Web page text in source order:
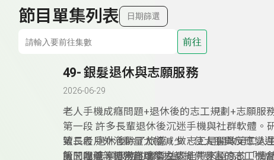
節目單集列表 日期篩選
前往
49- 銀髮退休與志願服務
2026-06-29
老人手機成癮問題+退休後的志工規劃+志願服
第一段 許多長輩退休後沉迷手機與社群軟體。
致長者戶外活動量大幅減少，使大腦與反應變
飯、吃藥等日常自理能力
第二段 退休後除了旅遊，做志工是開啟第二人
民間團體、博物館或學校都提供豐富的志工機
第三段 志願服務的實質益處能帶來極高的「情